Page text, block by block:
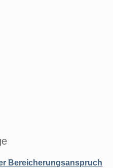
Bereicherungsanspruch